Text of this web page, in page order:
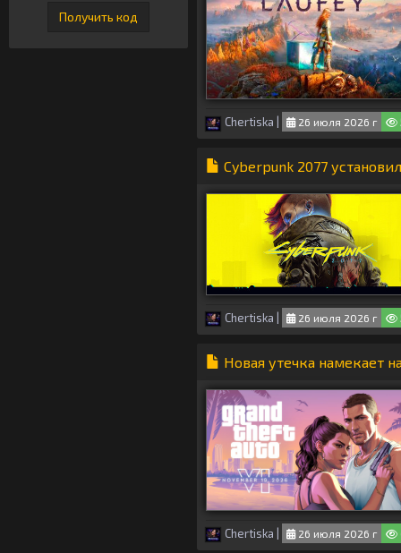
Chertiska 26 июля 2026 г
Cyberpunk 2077
Chertiska 26 июля 2026 г
Новая утечка намекает
Chertiska | 26 июля 2026 г